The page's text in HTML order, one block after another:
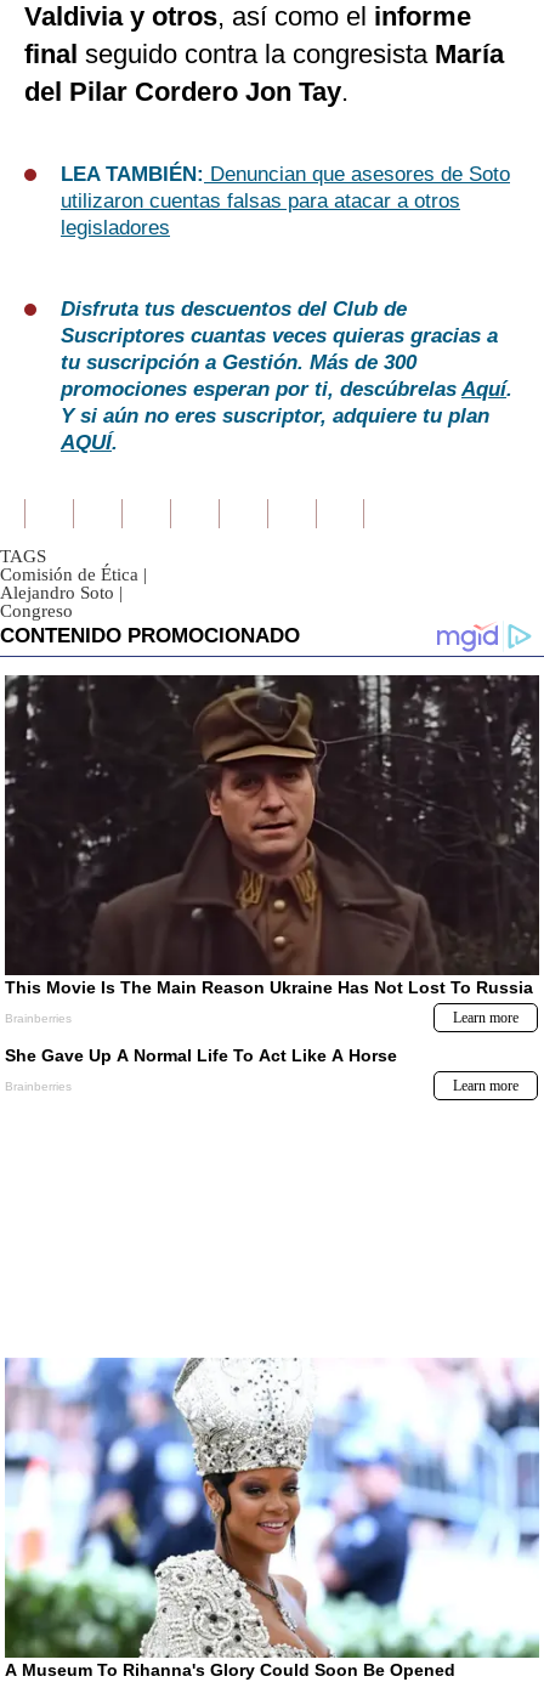
Valdivia y otros, así como el informe
final seguido contra la congresista María
del Pilar Cordero Jon Tay.
LEA TAMBIÉN: Denuncian que asesores de Soto
utilizaron cuentas falsas para atacar a otros
legisladores
Disfruta tus descuentos del Club de
Suscriptores cuantas veces quieras gracias a
tu suscripción a Gestión. Más de 300
promociones esperan por ti, descúbrelasAquí.
Y si aún no eres suscriptor, adquiere tu plan
AQUÍ.
TAGS
Comisión de Ética |
Alejandro Soto |
Congreso